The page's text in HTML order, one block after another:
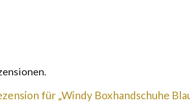
für „Windy Boxhandschuhe